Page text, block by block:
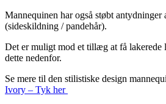
Mannequinen har også støbt antydninger
(sideskildning / pandehår).
Det er muligt mod et tillæg at få lakerede
dette nedenfor.
Se mere til den stilistiske design
Ivory – Tyk her